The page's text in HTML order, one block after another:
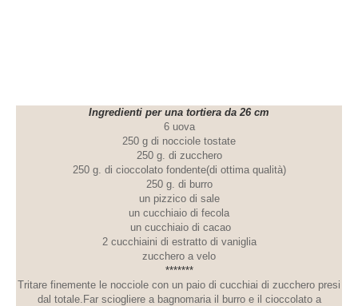
Ingredienti per una tortiera da 26 cm
6 uova
250 g di nocciole tostate
250 g. di zucchero
250 g. di cioccolato fondente(di ottima qualità)
250 g. di burro
un pizzico di sale
un cucchiaio di fecola
un cucchiaio di cacao
2 cucchiaini di estratto di vaniglia
zucchero a velo
*******
Tritare finemente le nocciole con un paio di cucchiai di zucchero presi
dal totale.Far sciogliere a bagnomaria il burro e il cioccolato a